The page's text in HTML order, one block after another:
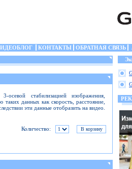
КОНТАКТЫ ОБРАТНАЯ СВЯЗЬ
стабилизацией изображения,
данных как скорость, расстояние,
эти данные отобразить на видео.
Количество: